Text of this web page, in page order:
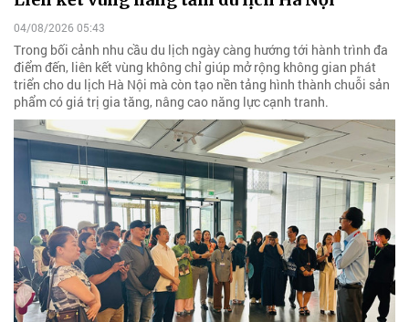
04/08/2026 05:43
Trong bối cảnh nhu cầu du lịch ngày càng hướng tới hành trình đa
điểm đến, liên kết vùng không chỉ giúp mở rộng không gian phát
triển cho du lịch Hà Nội mà còn tạo nền tảng hình thành chuỗi sản
phẩm có giá trị gia tăng, nâng cao năng lực cạnh tranh.